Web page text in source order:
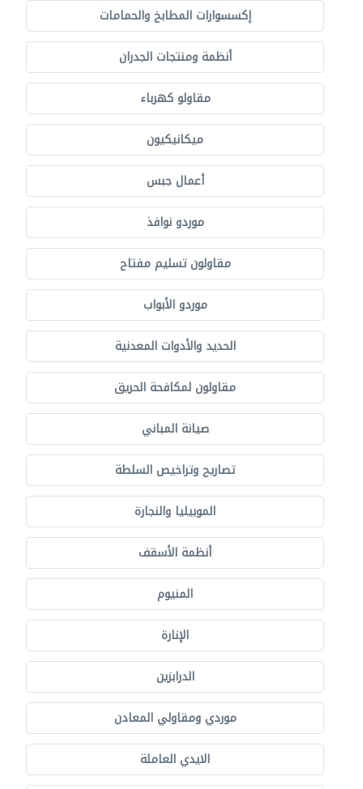
إكسسوارات المطابخ والحمامات
أنظمة ومنتجات الجدران
مقاولو كهرباء
ميكانيكيون
أعمال جبس
موردو نوافذ
مقاولون تسليم مفتاح
موردو الأبواب
الحديد والأدوات المعدنية
مقاولون لمكافحة الحريق
صيانة المباني
تصاريح وتراخيص السلطة
الموبيليا والنجارة
أنظمة الأسقف
المنيوم
الإنارة
الدرابزين
موردي ومقاولي المعادن
الايدي العاملة